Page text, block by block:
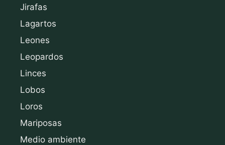
Jirafas
Lagartos
Leones
Leopardos
Linces
Lobos
Loros
Mariposas
Medio ambiente